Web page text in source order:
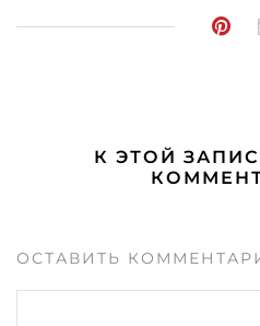
К ЭТОЙ
ОСТАВИТЬ